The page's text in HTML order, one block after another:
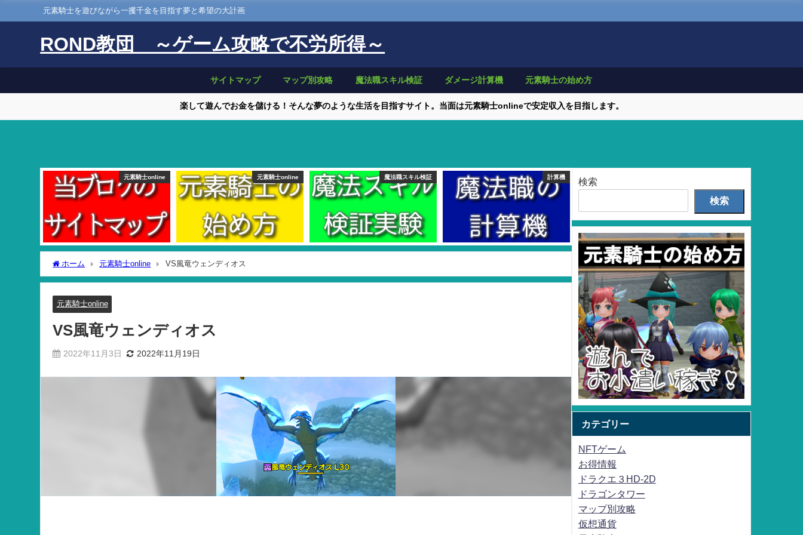
元素騎士を遊びながら一攫千金を目指す夢と希望の大計画
ROND教団 ～ゲーム攻略で不労所得～
サイトマップ マップ別攻略 魔法職スキル検証 ダメージ計算機 元素騎士の始め方
楽して遊んでお金を儲ける！そんな夢のような生活を目指すサイト。当面は元素騎士onlineで安定収入を目指します。
元素騎士online 元素騎士online 魔法職スキル検証 計算機
ホーム 元素騎士online VS風竜ウェンディオス
元素騎士online
VS風竜ウェンディオス
2022年11月3日 2022年11月19日
検索
検索
カテゴリー
NFTゲーム
お得情報
ドラクエ３HD-2D
ドラゴンタワー
マップ別攻略
仮想通貨